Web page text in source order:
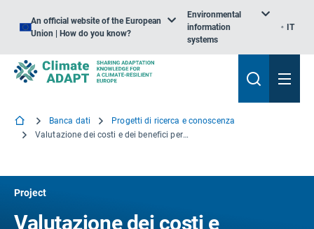
An official website of the European
Union | How do you know?
Environmental
information
systems
IT
Banca dati
Progetti di ricerca e conoscenza
Valutazione dei costi e dei benefici per l'ambiente e le risorse nella direttiva quadro europea sulle acque
Project
Valutazione dei costi e